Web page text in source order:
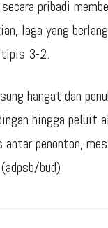
pribadi
laga yang
tipis 3-2.
hangat dan
hingga peluit
penonton,
bud)